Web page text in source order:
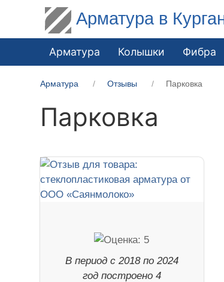
Арматура в
Арматура Колышки Фибра
Арматура Отзывы Парковка
Парковка
В период с 2018 по 2024
год построено 4